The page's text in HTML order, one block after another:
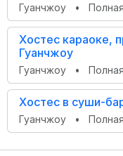
Гуанчжоу • Полная
Хостес караоке,
Гуанчжоу
Гуанчжоу • Полная
Хостес в суши-
Гуанчжоу • Полная